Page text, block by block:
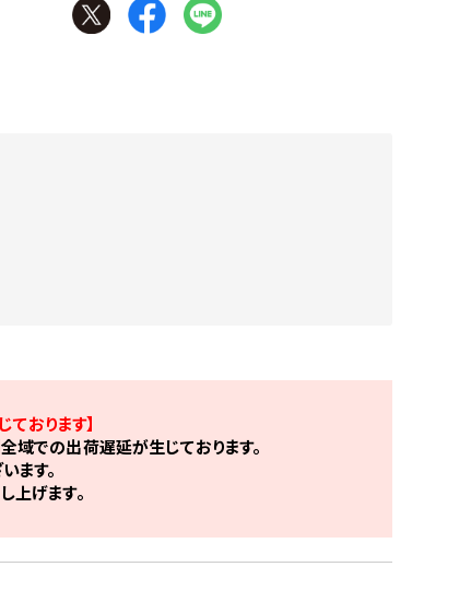
おります】
での出荷遅延が生じております。
ます。
上げます。